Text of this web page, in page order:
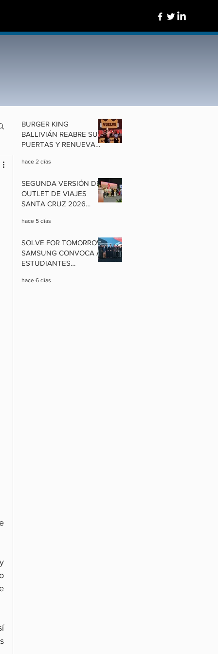
BURGER KING
BALLIVIÁN REABRE SUS
PUERTAS Y RENUEVA
COCHABAMBA
hace 2 días
SEGUNDA VERSIÓN DEL
OUTLET DE VIAJES
SANTA CRUZ 2026
EXCLUSIVAS Y
INTERNACIONALES A
PRECIOS RÉCORD
hace 5 días
SOLVE FOR TOMORROW:
SAMSUNG CONVOCA A
ESTUDIANTES
TRANSFORMAR SUS
hace 6 días